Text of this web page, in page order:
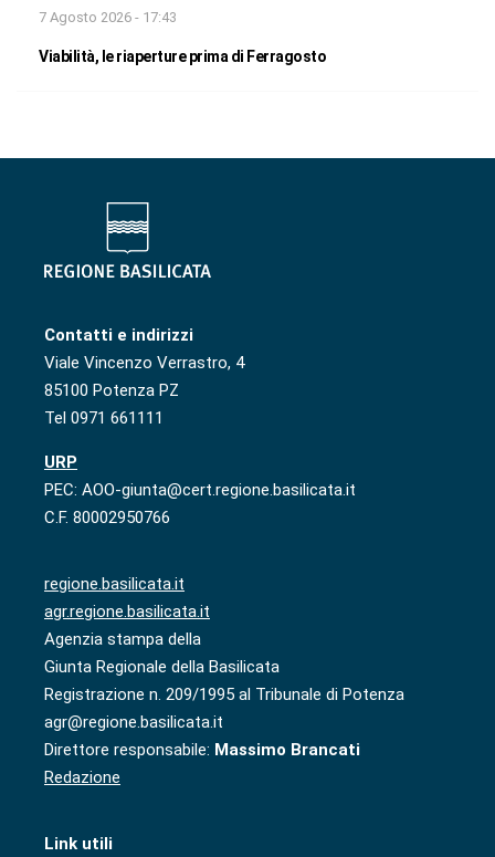
7 Agosto 2026 - 17:43
Viabilità, le riaperture prima di Ferragosto
Contatti e indirizzi
Viale Vincenzo Verrastro, 4
85100 Potenza PZ
Tel 0971 661111
URP
PEC: AOO-giunta@cert.regione.basilicata.it
C.F. 80002950766
regione.basilicata.it
agr.regione.basilicata.it
Agenzia stampa della
Giunta Regionale della Basilicata
Registrazione n. 209/1995 al Tribunale di Potenza
agr@regione.basilicata.it
Direttore responsabile: Massimo Brancati
Redazione
Link utili